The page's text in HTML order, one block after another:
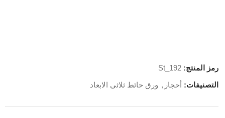
رمز المنتج:St_192
التصنيفات: أحجار , ورق حائط ثلاثى الابعاد